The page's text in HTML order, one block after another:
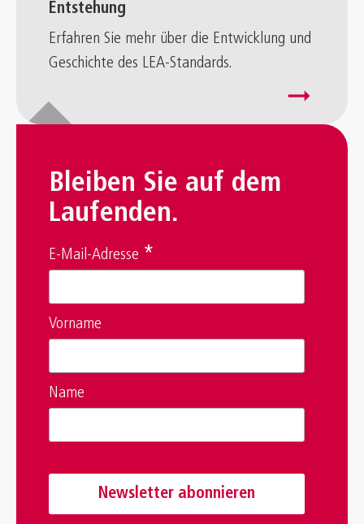
Entstehung
Erfahren Sie mehr über die Entwicklung und
Geschichte des LEA-Standards.
arrow_right_alt
Bleiben Sie auf dem
Laufenden.
E-Mail-Adresse *
Vorname
Name